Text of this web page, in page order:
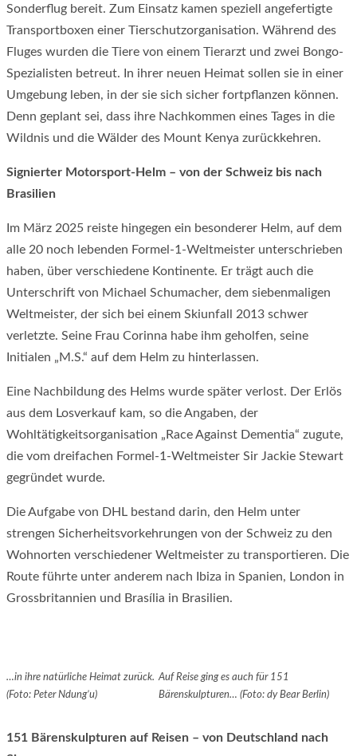
Sonderflug bereit. Zum Einsatz kamen speziell angefertigte
Transportboxen einer Tierschutzorganisation. Während des
Fluges wurden die Tiere von einem Tierarzt und zwei Bongo-
Spezialisten betreut. In ihrer neuen Heimat sollen sie in einer
Umgebung leben, in der sie sich sicher fortpflanzen können.
Denn geplant sei, dass ihre Nachkommen eines Tages in die
Wildnis und die Wälder des Mount Kenya zurückkehren.
Signierter Motorsport-Helm – von der Schweiz bis nach
Brasilien
Im März 2025 reiste hingegen ein besonderer Helm, auf dem
alle 20 noch lebenden Formel-1-Weltmeister unterschrieben
haben, über verschiedene Kontinente. Er trägt auch die
Unterschrift von Michael Schumacher, dem siebenmaligen
Weltmeister, der sich bei einem Skiunfall 2013 schwer
verletzte. Seine Frau Corinna habe ihm geholfen, seine
Initialen „M.S.“ auf dem Helm zu hinterlassen.
Eine Nachbildung des Helms wurde später verlost. Der Erlös
aus dem Losverkauf kam, so die Angaben, der
Wohltätigkeitsorganisation „Race Against Dementia“ zugute,
die vom dreifachen Formel-1-Weltmeister Sir Jackie Stewart
gegründet wurde.
Die Aufgabe von DHL bestand darin, den Helm unter
strengen Sicherheitsvorkehrungen von der Schweiz zu den
Wohnorten verschiedener Weltmeister zu transportieren. Die
Route führte unter anderem nach Ibiza in Spanien, London in
Grossbritannien und Brasília in Brasilien.
…in ihre natürliche Heimat zurück.
(Foto: Peter Ndung’u)
Auf Reise ging es auch für 151
Bärenskulpturen… (Foto: dy Bear Berlin)
151 Bärenskulpturen auf Reisen – von Deutschland nach